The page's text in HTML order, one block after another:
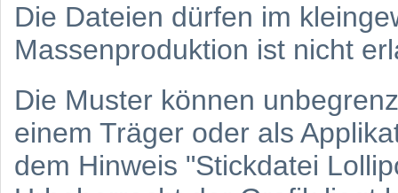
Die Dateien dürfen im
Massenproduktion ist nicht
Die Muster können
einem Träger oder als
dem Hinweis "Stickdatei